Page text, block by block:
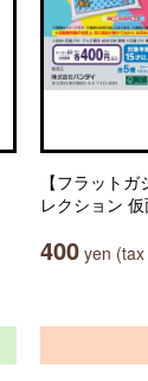
【フラット
レクション
400 yen